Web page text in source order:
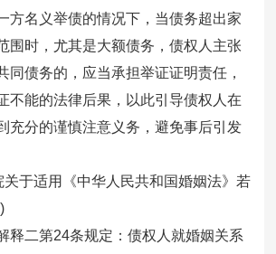
方名义举债的情况下，当债务超出家
围时，尤其是大额债务，债权人主张
同债务的，应当承担举证证明责任，
不能的法律后果，以此引导债权人在
充分的谨慎注意义务，避免事后引发
关于适用《中华人民共和国婚姻法》若
释二第24条规定：债权人就婚姻关系